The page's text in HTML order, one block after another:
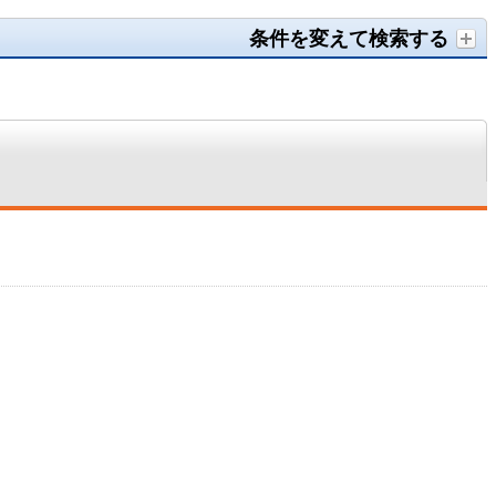
条件を変えて検索する